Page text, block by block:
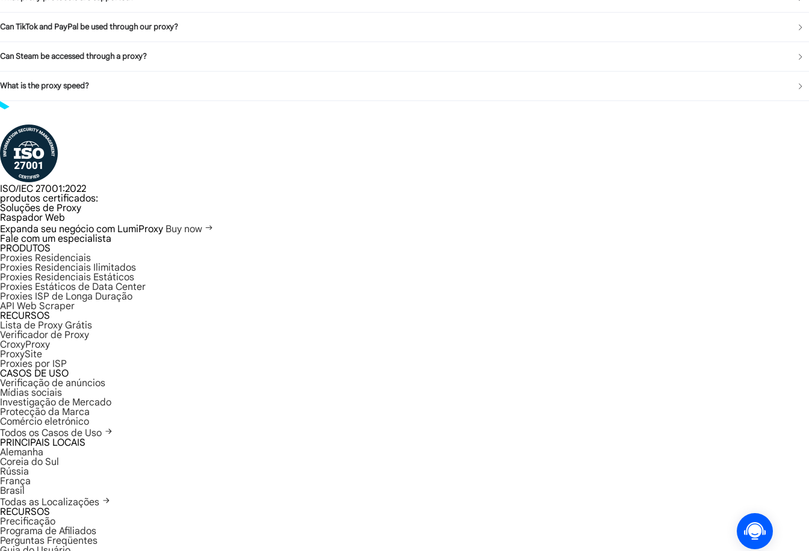
Can TikTok and PayPal be used through our proxy?
Can Steam be accessed through a proxy?
What is the proxy speed?
ISO/IEC 27001:2022
produtos certificados:
Soluções de Proxy
Raspador Web
Expanda seu negócio com LumiProxy Buy now
Fale com um especialista
PRODUTOS
Proxies Residenciais
Proxies Residenciais Ilimitados
Proxies Residenciais Estáticos
Proxies Estáticos de Data Center
Proxies ISP de Longa Duração
API Web Scraper
RECURSOS
Lista de Proxy Grátis
Verificador de Proxy
CroxyProxy
ProxySite
Proxies por ISP
CASOS DE USO
Verificação de anúncios
Mídias sociais
Investigação de Mercado
Protecção da Marca
Comércio eletrónico
Todos os Casos de Uso
PRINCIPAIS LOCAIS
Alemanha
Coreia do Sul
Rússia
França
Brasil
Todas as Localizações
RECURSOS
Precificação
Programa de Afiliados
Perguntas Freqüentes